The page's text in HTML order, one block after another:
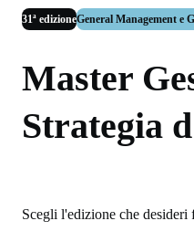
31ª edizioneGeneral Management e
Master
Strategia
Scegli l'edizione che desideri